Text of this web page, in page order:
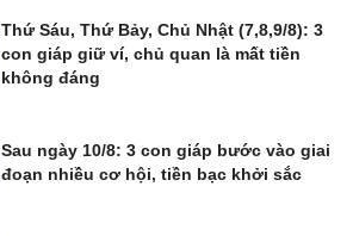
Thứ Sáu, Thứ Bảy, Chủ Nhật (7,8,9/8): 3
con giáp giữ ví, chủ quan là mất tiền
không đáng
Sau ngày 10/8: 3 con giáp bước vào giai
đoạn nhiều cơ hội, tiền bạc khởi sắc